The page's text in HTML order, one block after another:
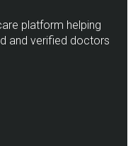
platform helping
and verified doctors